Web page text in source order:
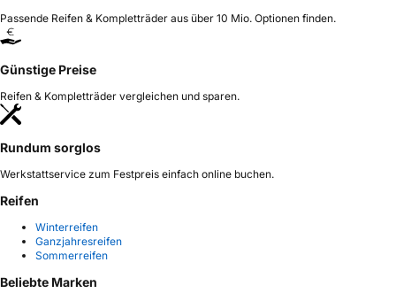
Passende Reifen & Kompletträder aus über 10 Mio. Optionen finden.
Günstige Preise
Reifen & Kompletträder vergleichen und sparen.
Rundum sorglos
Werkstattservice zum Festpreis einfach online buchen.
Reifen
Winterreifen
Ganzjahresreifen
Sommerreifen
Beliebte Marken